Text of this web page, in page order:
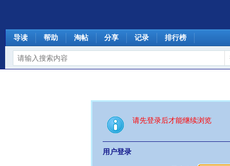
导读 帮助 淘帖 分享 记录 排行榜
请先登录后才能继续浏览
用户登录